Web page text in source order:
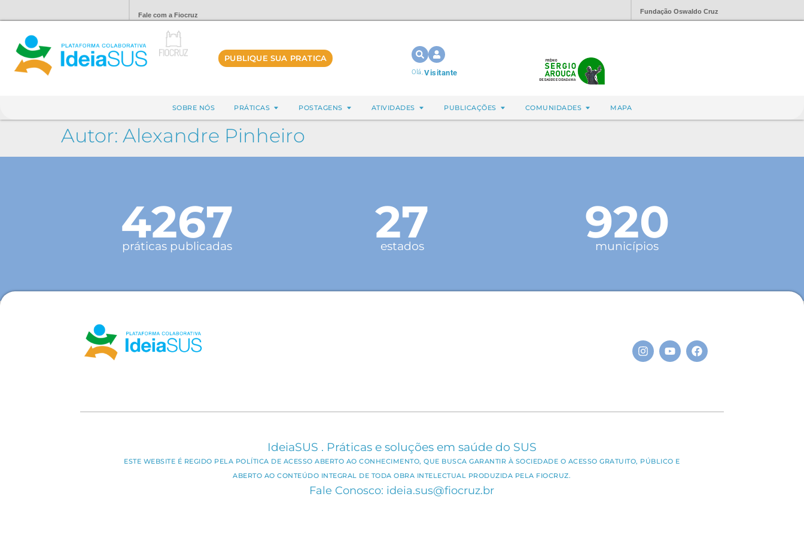
Fale com a Fiocruz Fundação Oswaldo Cruz
PUBLIQUE SUA PRATICA
Olá,Visitante
SOBRE NÓS PRÁTICAS POSTAGENS ATIVIDADES PUBLICAÇÕES COMUNIDADES MAPA
Autor: Alexandre Pinheiro
4267
práticas publicadas 27
estados 920
municípios
IdeiaSUS . Práticas e soluções em saúde do SUS
ESTE WEBSITE É REGIDO PELA POLÍTICA DE ACESSO ABERTO AO CONHECIMENTO, QUE BUSCA GARANTIR À SOCIEDADE O ACESSO GRATUITO, PÚBLICO E
ABERTO AO CONTEÚDO INTEGRAL DE TODA OBRA INTELECTUAL PRODUZIDA PELA FIOCRUZ.
Fale Conosco: ideia.sus@fiocruz.br